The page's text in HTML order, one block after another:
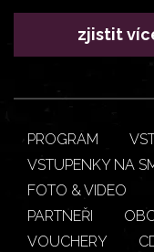
zjistit
PROGRAM
VSTUPENKY NA
FOTO & VIDEO
PARTNEŘI
VOUCHERY